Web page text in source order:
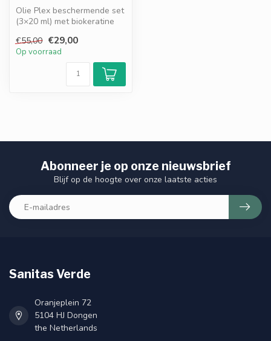
Olie Plex beschermende set
(3×20 ml) met biokeratine
Besc...
€55,00 €29,00
Op voorraad
Abonneer je op onze nieuwsbrief
Blijf op de hoogte over onze laatste acties
Sanitas Verde
Oranjeplein 72
5104 HJ Dongen
the Netherlands